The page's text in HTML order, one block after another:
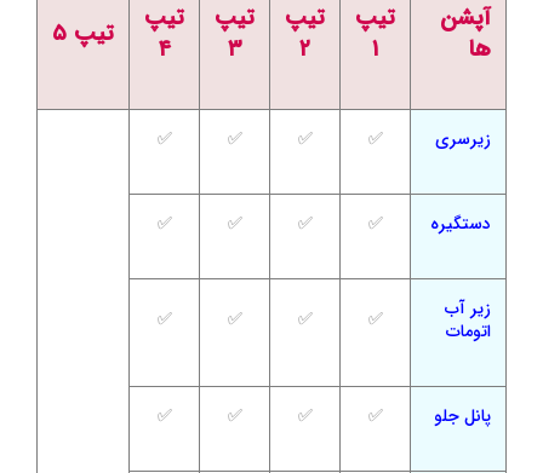
آپشن
ها
تیپ
۱
تیپ
۲
تیپ
۳
تیپ
۴
تیپ ۵
زیرسری ✅
✅
✅
✅
دستگیره ✅
✅
✅
✅
زیر آب
اتومات
✅
✅
✅
✅
پانل جلو ✅
✅
✅
✅